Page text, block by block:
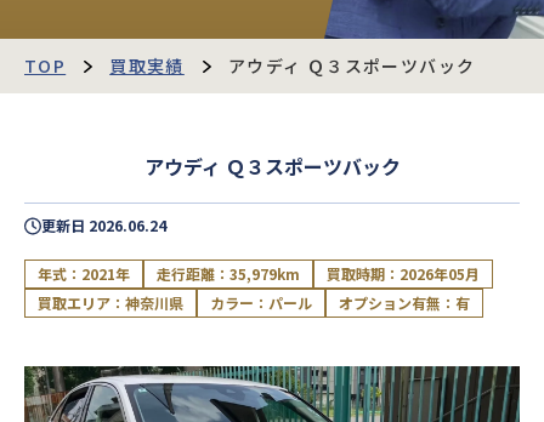
運営会社
最強買取マガジン
TOP 買取実績 アウディ Ｑ３スポーツバック
アウディ Ｑ３スポーツバック
更新日 2026.06.24
年式：2021年 走行距離：35,979km
買取時期：2026年05月
買取エリア：神奈川県
カラー：パール オプション有無：有